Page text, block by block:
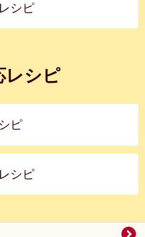
シピ
レシピ
ピ
シピ